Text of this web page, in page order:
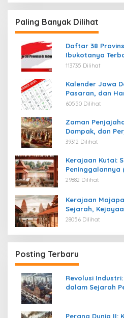
Paling Banyak Dilihat
Daftar 38
Ibukotanya
113735 Dilihat
Kalender Jawa
Pasaran, dan
60550 Dilihat
Zaman
Dampak, dan
Kemerdekaan
39312 Dilihat
Kerajaan Kutai:
Peninggalannya
29882 Dilihat
Kerajaan
Sejarah,
28056 Dilihat
Posting Terbaru
Revolusi
dalam Sejarah
Perang Dunia II: